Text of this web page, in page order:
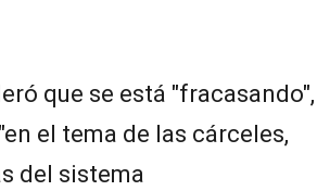
que se está "fracasando",
el tema de las cárceles,
del sistema